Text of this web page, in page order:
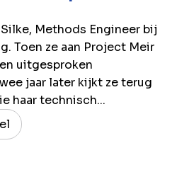
Methods Engineer bij
Toen ze aan Project Meir
uitgesproken
jaar later kijkt ze terug
haar technisch...